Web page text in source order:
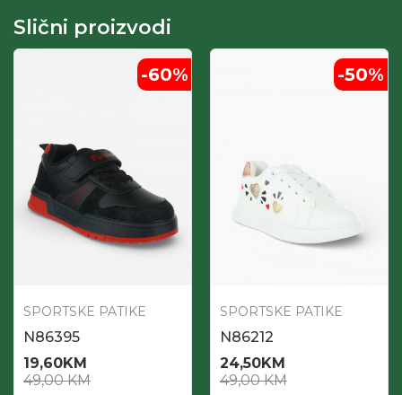
Slični proizvodi
-60%
SPORTSKE PATIKE
N86395
19,60KM
49,00KM
-50%
SPORTSKE PATIKE
N86212
24,50KM
49,00KM